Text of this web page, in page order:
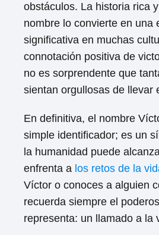
obstáculos. La historia rica
nombre lo convierte en una
significativa en muchas
connotación positiva de
no es sorprendente que
sientan orgullosas de llevar
En definitiva, el nombre
simple identificador; es un
la humanidad puede
enfrenta a los retos de la
Víctor o conoces a alguien
recuerda siempre el
representa: un llamado a la